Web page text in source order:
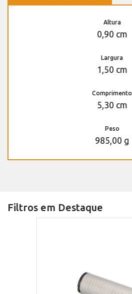
Altura
0,90 cm
Largura
1,50 cm
Comprimento
5,30 cm
Peso
985,00 g
Filtros em Destaque